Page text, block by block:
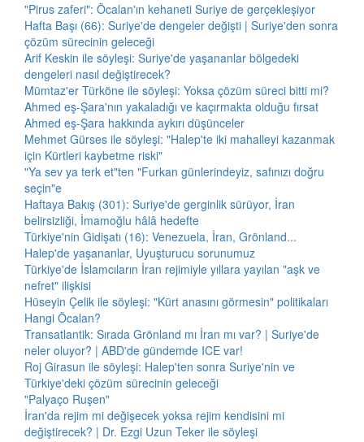
"Pirus zaferi": Öcalan'ın kehaneti Suriye de gerçekleşiyor
Hafta Başı (66): Suriye'de dengeler değişti | Suriye'den sonra
çözüm sürecinin geleceği
Arif Keskin ile söyleşi: Suriye'de yaşananlar bölgedeki
dengeleri nasıl değiştirecek?
Mümtaz'er Türköne ile söyleşi: Yoksa çözüm süreci bitti mi?
Ahmed eş-Şara'nın yakaladığı ve kaçırmakta olduğu fırsat
Ahmed eş-Şara hakkında aykırı düşünceler
Mehmet Gürses ile söyleşi: "Halep'te iki mahalleyi kazanmak
için Kürtleri kaybetme riski"
"Ya sev ya terk et"ten "Furkan günlerindeyiz, safınızı doğru
seçin"e
Haftaya Bakış (301): Suriye'de gerginlik sürüyor, İran
belirsizliği, İmamoğlu hâlâ hedefte
Türkiye'nin Gidişatı (16): Venezuela, İran, Grönland...
Halep'de yaşananlar, Uyuşturucu sorunumuz
Türkiye'de İslamcıların İran rejimiyle yıllara yayılan "aşk ve
nefret" ilişkisi
Hüseyin Çelik ile söyleşi: "Kürt anasını görmesin" politikaları
Hangi Öcalan?
Transatlantik: Sırada Grönland mı İran mı var? | Suriye'de
neler oluyor? | ABD'de gündemde ICE var!
Roj Girasun ile söyleşi: Halep'ten sonra Suriye'nin ve
Türkiye'deki çözüm sürecinin geleceği
"Palyaço Ruşen"
İran'da rejim mi değişecek yoksa rejim kendisini mi
değiştirecek? | Dr. Ezgi Uzun Teker ile söyleşi